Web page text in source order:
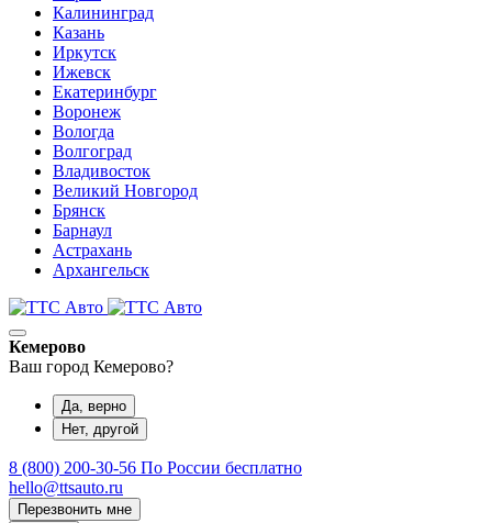
Калининград
Казань
Иркутск
Ижевск
Екатеринбург
Воронеж
Вологда
Волгоград
Владивосток
Великий Новгород
Брянск
Барнаул
Астрахань
Архангельск
Кемерово
Ваш город Кемерово?
Да, верно
Нет, другой
8 (800) 200-30-56 По России бесплатно
hello@ttsauto.ru
Перезвонить мне